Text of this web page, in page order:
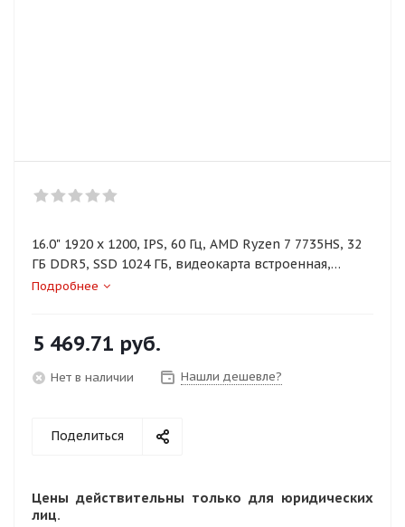
16.0" 1920 x 1200, IPS, 60 Гц, AMD Ryzen 7 7735HS, 32
ГБ DDR5, SSD 1024 ГБ, видеокарта встроенная,
Windows 11 Pro, цвет крышки серый, аккумулятор 80
Подробнее
5 469.71 руб.
Нет в наличии Нашли дешевле?
Поделиться
Цены действительны только для юридических
лиц.